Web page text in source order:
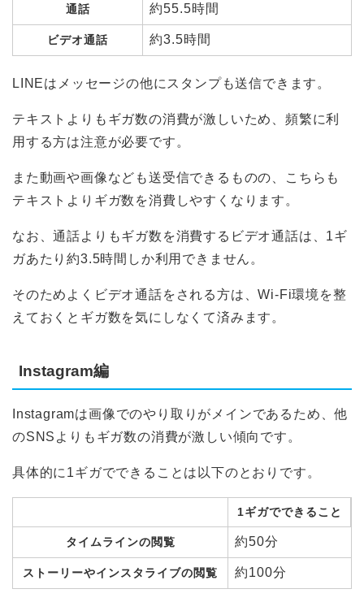
通話 約55.5時間
ビデオ通話 約3.5時間
LINEはメッセージの他にスタンプも送信できます。
テキストよりもギガ数の消費が激しいため、頻繁に利
用する方は注意が必要です。
また動画や画像なども送受信できるものの、こちらも
テキストよりギガ数を消費しやすくなります。
なお、通話よりもギガ数を消費するビデオ通話は、1ギ
ガあたり約3.5時間しか利用できません。
そのためよくビデオ通話をされる方は、Wi-Fi環境を整
えておくとギガ数を気にしなくて済みます。
Instagram編
Instagramは画像でのやり取りがメインであるため、他
のSNSよりもギガ数の消費が激しい傾向です。
具体的に1ギガでできることは以下のとおりです。
1ギガでできること
タイムラインの閲覧 約50分
ストーリーやインスタライブの閲覧 約100分